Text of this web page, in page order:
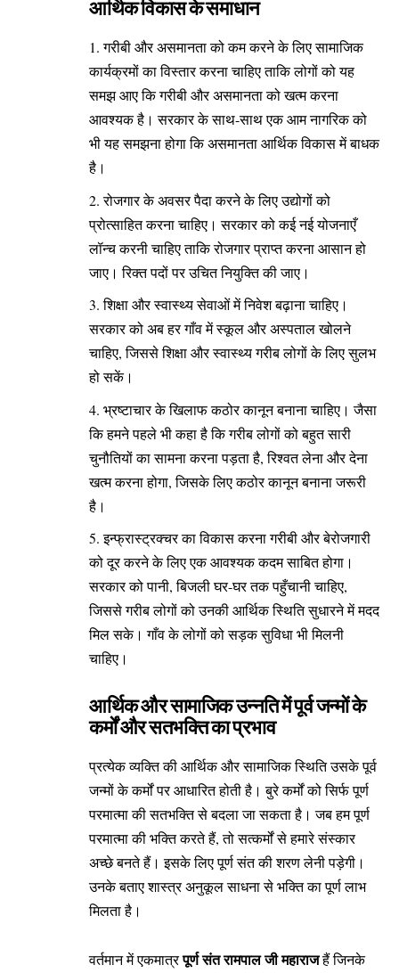
आर्थिक विकास के समाधान
गरीबी और असमानता को कम करने के लिए सामाजिक
कार्यक्रमों का विस्तार करना चाहिए ताकि लोगों को यह
समझ आए कि गरीबी और असमानता को खत्म करना
आवश्यक है। सरकार के साथ-साथ एक आम नागरिक को
भी यह समझना होगा कि असमानता आर्थिक विकास में बाधक
है।
रोजगार के अवसर पैदा करने के लिए उद्योगों को
प्रोत्साहित करना चाहिए। सरकार को कई नई योजनाएँ
लॉन्च करनी चाहिए ताकि रोजगार प्राप्त करना आसान हो
जाए। रिक्त पदों पर उचित नियुक्ति की जाए।
शिक्षा और स्वास्थ्य सेवाओं में निवेश बढ़ाना चाहिए।
सरकार को अब हर गाँव में स्कूल और अस्पताल खोलने
चाहिए, जिससे शिक्षा और स्वास्थ्य गरीब लोगों के लिए सुलभ
हो सकें।
भ्रष्टाचार के खिलाफ कठोर कानून बनाना चाहिए। जैसा
कि हमने पहले भी कहा है कि गरीब लोगों को बहुत सारी
चुनौतियों का सामना करना पड़ता है, रिश्वत लेना और देना
खत्म करना होगा, जिसके लिए कठोर कानून बनाना जरूरी
है।
इन्फ्रास्ट्रक्चर का विकास करना गरीबी और बेरोजगारी
को दूर करने के लिए एक आवश्यक कदम साबित होगा।
सरकार को पानी, बिजली घर-घर तक पहुँचानी चाहिए,
जिससे गरीब लोगों को उनकी आर्थिक स्थिति सुधारने में मदद
मिल सके। गाँव के लोगों को सड़क सुविधा भी मिलनी
चाहिए।
आर्थिक और सामाजिक उन्नति में पूर्व जन्मों के
कर्मों और सतभक्ति का प्रभाव
प्रत्येक व्यक्ति की आर्थिक और सामाजिक स्थिति उसके पूर्व
जन्मों के कर्मों पर आधारित होती है। बुरे कर्मों को सिर्फ पूर्ण
परमात्मा की सतभक्ति से बदला जा सकता है। जब हम पूर्ण
परमात्मा की भक्ति करते हैं, तो सत्कर्मों से हमारे संस्कार
अच्छे बनते हैं। इसके लिए पूर्ण संत की शरण लेनी पड़ेगी।
उनके बताए शास्त्र अनुकूल साधना से भक्ति का पूर्ण लाभ
मिलता है।
वर्तमान में एकमात्रपूर्ण संत रामपाल जी महाराजहैं जिनके